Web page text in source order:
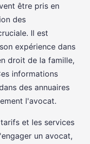
être pris en
des
Il est
expérience dans
droit de la famille,
informations
des annuaires
l'avocat.
et les services
un avocat,